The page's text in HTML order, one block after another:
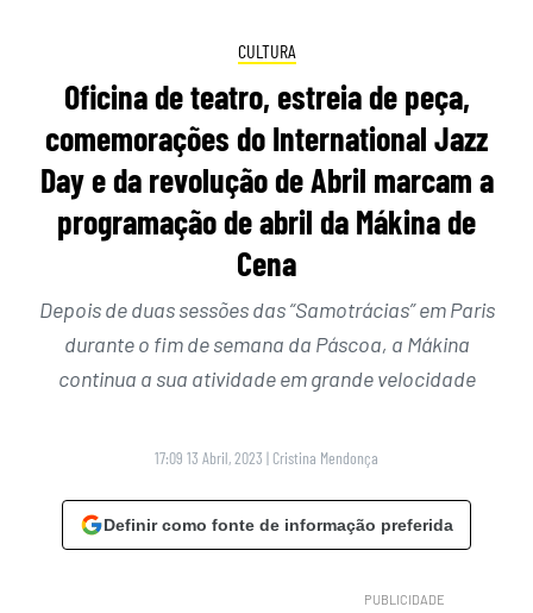
CULTURA
Oficina de teatro, estreia de peça,
comemorações do International Jazz
Day e da revolução de Abril marcam a
programação de abril da Mákina de
Cena
Depois de duas sessões das “Samotrácias” em Paris
durante o fim de semana da Páscoa, a Mákina
continua a sua atividade em grande velocidade
17:09 13 Abril, 2023 | Cristina Mendonça
Definir como fonte de informação preferida